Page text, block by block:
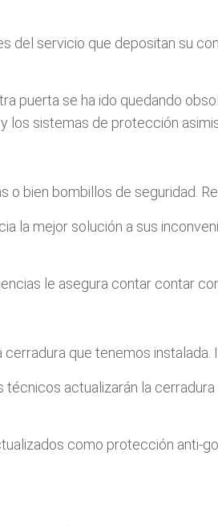
servicio que depositan su
puerta se ha ido quedando
los sistemas de protección
bien bombillos de seguridad.
la mejor solución a sus
le asegura contar contar
que tenemos instalada.
actualizarán la
como protección anti-